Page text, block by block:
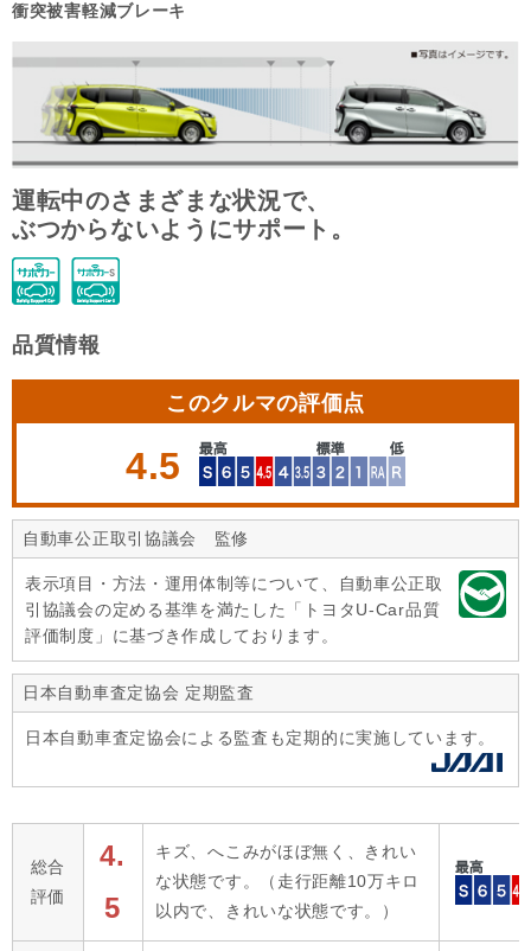
衝突被害軽減ブレーキ
運転中のさまざまな状況で、
ぶつからないようにサポート。
品質情報
このクルマの評価点
4.5
自動車公正取引協議会 監修
表示項目・方法・運用体制等について、自動車公正取
引協議会の定める基準を満たした「トヨタU-Car品質
評価制度」に基づき作成しております。
日本自動車査定協会 定期監査
日本自動車査定協会による監査も定期的に実施しています。
総合
評価
4.
5
キズ、へこみがほぼ無く、きれい
な状態です。（走行距離10万キロ
以内で、きれいな状態です。）